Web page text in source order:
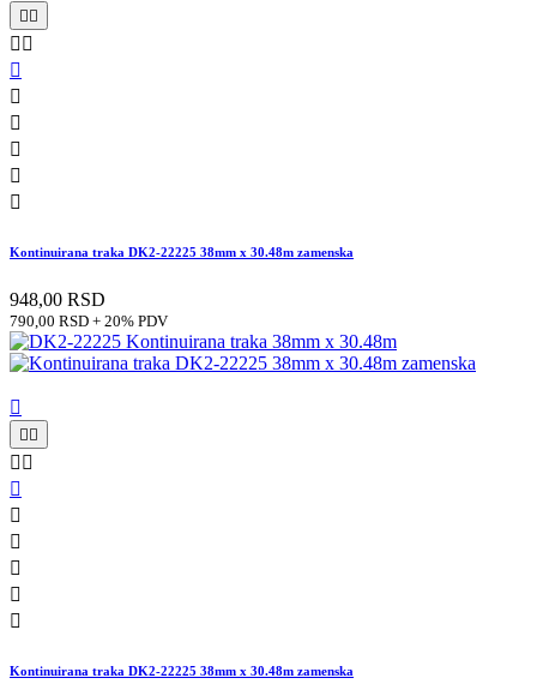
 
 






Kontinuirana traka DK2-22225 38mm x 30.48m zamenska
948,00 RSD
790,00 RSD + 20% PDV

 
 






Kontinuirana traka DK2-22225 38mm x 30.48m zamenska